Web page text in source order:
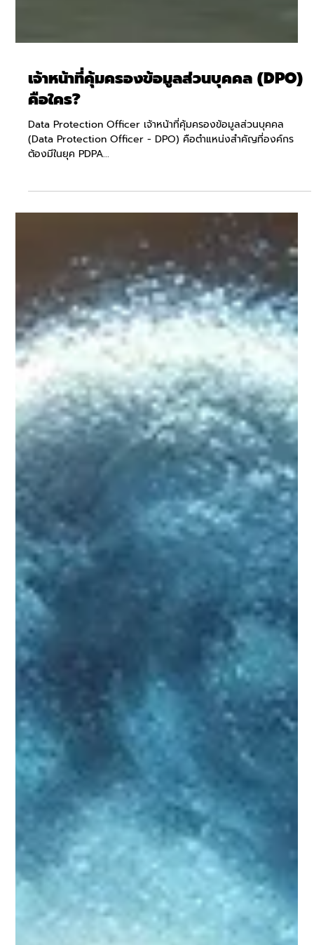
เจ้าหน้าที่คุ้มครองข้อมูลส่วนบุคคล (DPO)
คือใคร?
Data Protection Officer เจ้าหน้าที่คุ้มครองข้อมูลส่วนบุคคล
(Data Protection Officer - DPO) คือตำแหน่งสำคัญที่องค์กร
ต้องมีในยุค PDPA...